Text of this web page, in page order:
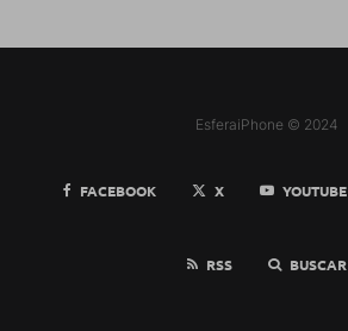
EsferaiPhone © 2024
FACEBOOK X YOUTUBE
RSS BUSCAR